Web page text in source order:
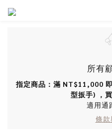
所有
指定商品：滿 NT$11,000
型扳手) ，
適用通
條款